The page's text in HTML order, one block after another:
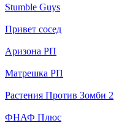
Stumble Guys
Привет сосед
Аризона РП
Матрешка РП
Растения Против Зомби 2
ФНАФ Плюс